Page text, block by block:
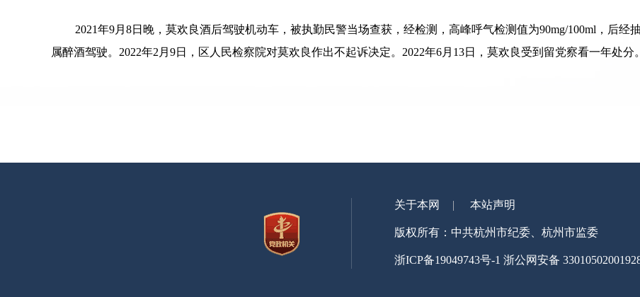
2021年9月8日晚，莫欢良酒后驾驶机动车，被执勤民警当场查获，经检测，高峰呼气检测值为90mg/100ml，后经
属醉酒驾驶。2022年2月9日，区人民检察院对莫欢良作出不起诉决定。2022年6月13日，莫欢良受到留党察看一年处分。
关于本网 本站声明
版权所有：中共杭州市纪委、杭州市监委
浙ICP备19049743号-1 浙公网安备